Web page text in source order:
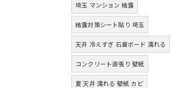
埼玉 マンション 結露
結露対策シート貼り 埼玉
天井 冷えすぎ 石膏ボード 濡れる
コンクリート直張り 壁紙
夏 天井 濡れる 壁紙 カビ